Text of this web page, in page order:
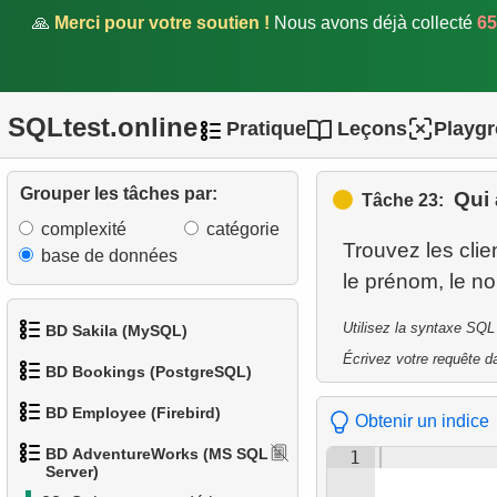
🙏 Merci pour votre soutien ! Nous avons déjà collecté
SQLtest.online Pratique Leçons
Grouper les tâches par:
complexité
catégorie
base de données
BD Sakila (MySQL)
d'acteurs
BD Bookings (PostgreSQL)
2.Liste des aéroports par ville
BD Employee (Firebird)
1.Afficher les départements
BD AdventureWorks (MS SQL
Server)
15.Liste des catégories
17.Catalogue des produits
18.Répartition des produits par
catégorie
19.Grandes catégories
20. Catalogue VTT
21. Préparer la liste de
diffusion
22. Clients sans commandes
Tâche 23: Qui
Trouvez les
Utilisez la syntaxe
Écrivez votre requête
Obtenir un indice
1